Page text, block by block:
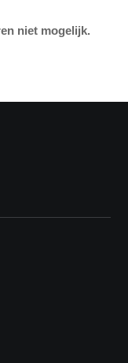
niet mogelijk.